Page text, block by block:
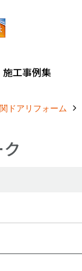
施工事例集
ドアリフォーム